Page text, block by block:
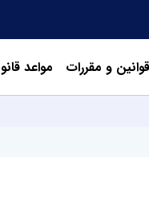
قوانین و مقررات مواعد